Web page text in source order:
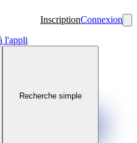
InscriptionConnexion
l'appli
Recherche simple